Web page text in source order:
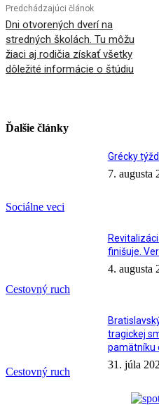
Predchádzajúci článok
Dni otvorených dverí na
stredných školách. Tu môžu
žiaci aj rodičia získať všetky
dôležité informácie o štúdiu
Ďalšie články
Sociálne veci
Grécky
7. augusta
Cestovný ruch
finišuje.
4. augusta
Cestovný ruch
tragickej
pamätníku
31. júla